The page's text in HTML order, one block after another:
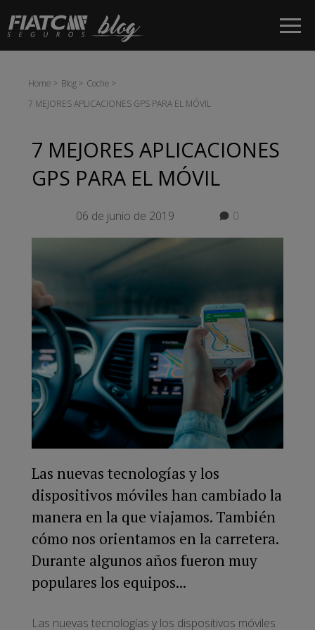
Saltar al contenido principal
Home Blog
Coche
7 MEJORES APLICACIONES GPS PARA EL MÓVIL
7 MEJORES APLICACIONES
GPS PARA EL MÓVIL
06 de junio de 2019 0
Las nuevas tecnologías y los
dispositivos móviles han cambiado la
manera en la que viajamos. También
cómo nos orientamos en la carretera.
Durante algunos años fueron muy
populares los equipos...
Las nuevas tecnologías y los dispositivos móviles